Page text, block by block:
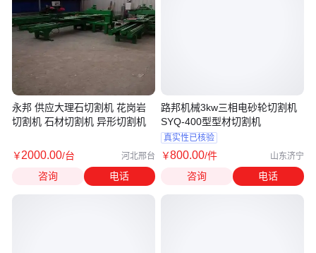
永邦 供应大理石切割机 花岗岩
切割机 石材切割机 异形切割机
￥2000.00/台 河北邢台
咨询 电话
路邦机械3kw三相电砂轮切割机
SYQ-400型型材切割机
真实性已核验
￥800.00/件 山东济宁
咨询 电话